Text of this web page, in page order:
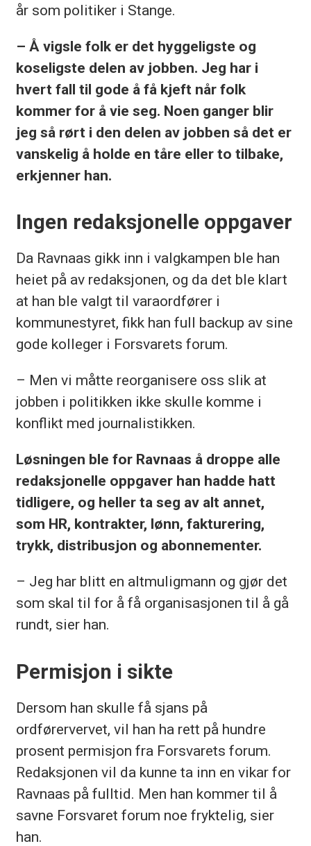
år som politiker i Stange.
– Å vigsle folk er det hyggeligste og
koseligste delen av jobben. Jeg har i
hvert fall til gode å få kjeft når folk
kommer for å vie seg. Noen ganger blir
jeg så rørt i den delen av jobben så det er
vanskelig å holde en tåre eller to tilbake,
erkjenner han.
Ingen redaksjonelle oppgaver
Da Ravnaas gikk inn i valgkampen ble han
heiet på av redaksjonen, og da det ble klart
at han ble valgt til varaordfører i
kommunestyret, fikk han full backup av sine
gode kolleger i Forsvarets forum.
– Men vi måtte reorganisere oss slik at
jobben i politikken ikke skulle komme i
konflikt med journalistikken.
Løsningen ble for Ravnaas å droppe alle
redaksjonelle oppgaver han hadde hatt
tidligere, og heller ta seg av alt annet,
som HR, kontrakter, lønn, fakturering,
trykk, distribusjon og abonnementer.
– Jeg har blitt en altmuligmann og gjør det
som skal til for å få organisasjonen til å gå
rundt, sier han.
Permisjon i sikte
Dersom han skulle få sjans på
ordførervervet, vil han ha rett på hundre
prosent permisjon fra Forsvarets forum.
Redaksjonen vil da kunne ta inn en vikar for
Ravnaas på fulltid. Men han kommer til å
savne Forsvaret forum noe fryktelig, sier
han.